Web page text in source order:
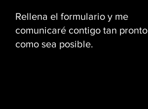
Rellena el formulario y me
comunicaré contigo tan pronto
como sea posible.